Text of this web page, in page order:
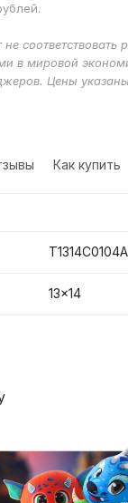
соответствовать
в мировой
Цены
Как купить
13x14